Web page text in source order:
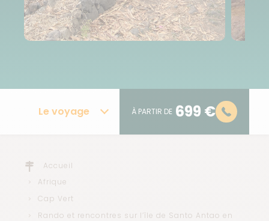
Le voyage À PARTIR DE 699 €
Accueil
Afrique
Cap Vert
Rando et rencontres sur l’île de Santo Antao en